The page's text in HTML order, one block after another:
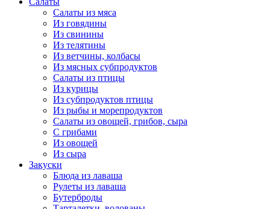
Салаты из мяса
Из говядины
Из свинины
Из телятины
Из ветчины, колбасы
Из мясных субпродуктов
Салаты из птицы
Из курицы
Из субпродуктов птицы
Из рыбы и морепродуктов
Салаты из овощей, грибов, сыра
С грибами
Из овощей
Из сыра
Закуски
Блюда из лаваша
Рулеты из лаваша
Бутерброды